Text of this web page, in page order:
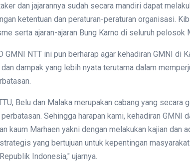
dan jajarannya sudah secara mandiri dapat
ketentuan dan peraturan-peraturan organisasi.
serta ajaran-ajaran Bung Karno di seluruh pelosok
GMNI NTT ini pun berharap agar kehadiran GMNI di
dampak yang lebih nyata terutama dalam
Belu dan Malaka merupakan cabang yang
Sehingga harapan kami, kehadiran GMNI
kaum Marhaen yakni dengan melakukan kajian dan
yang bertujuan untuk kepentingan
Indonesia," ujarnya.